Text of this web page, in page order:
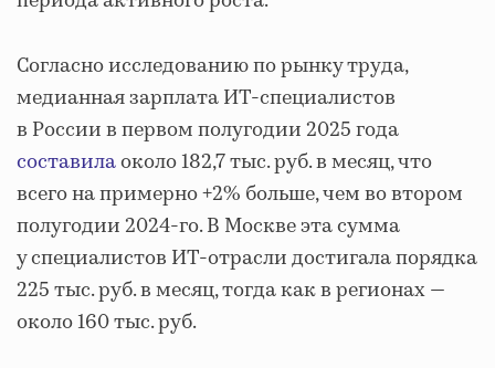
Согласно исследованию по рынку труда,
медианная зарплата ИТ-специалистов
в России в первом полугодии 2025 года
составилаоколо 182,7 тыс. руб. в месяц, что
всего на примерно +2% больше, чем во втором
полугодии 2024-го. В Москве эта сумма
у специалистов ИТ-отрасли достигала порядка
225 тыс. руб. в месяц, тогда как в регионах —
около 160 тыс. руб.